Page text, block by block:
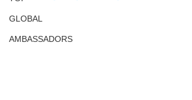
GLOBAL
AMBASSADORS